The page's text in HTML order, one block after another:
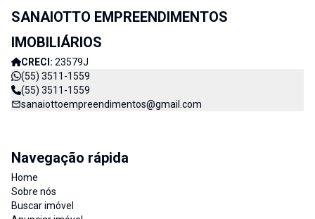
SANAIOTTO EMPREENDIMENTOS
IMOBILIÁRIOS
CRECI: 23579J
(55) 3511-1559
(55) 3511-1559
sanaiottoempreendimentos@gmail.com
Navegação rápida
Home
Sobre nós
Buscar imóvel